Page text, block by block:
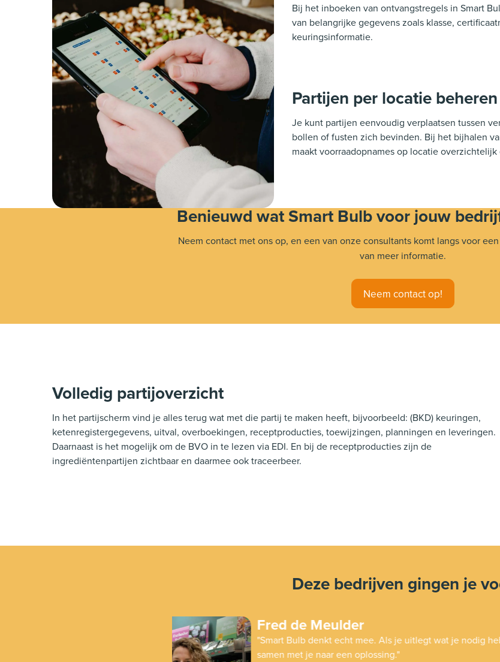
Bij het inboeken van ontvangstregels in Smart
van belangrijke gegevens zoals klasse,
keuringsinformatie.
Partijen per locatie beheren
Je kunt partijen eenvoudig verplaatsen tussen
bollen of fusten zich bevinden. Bij het bijhalen
maakt voorraadopnames op locatie
Benieuwd wat Smart Bulb voor jouw
Neem contact met ons op, en een van onze consultants komt langs voor
van meer informatie.
Neem contact op!
Volledig partijoverzicht
In het partijscherm vind je alles terug wat met die partij te maken heeft, bijvoorbeeld: (BKD) keuringen,
ketenregistergegevens, uitval, overboekingen, receptproducties, toewijzingen, planningen en leveringen.
Daarnaast is het mogelijk om de BVO in te lezen via EDI. En bij de receptproducties zijn de
ingrediëntenpartijen zichtbaar en daarmee ook traceerbeer.
Deze bedrijven gingen je
Fred de Meulder
"Smart Bulb denkt echt mee. Als je uitlegt wat je nodig hebt, zoeken ze
samen met je naar een oplossing."